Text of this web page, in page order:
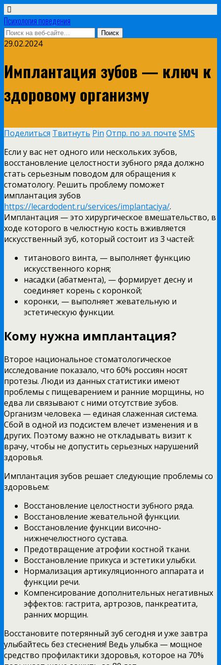
Психология поведения
29.02.2024
Имплантация зубов — ключ к
здоровому организму
Поделиться Твитнуть Pin Отпр. по эл. почте SMS
Если у вас нет одного или нескольких зубов,
восстановление целостности зубного ряда должно
стать серьезным поводом для обращения к
стоматологу. Решить проблему поможет
имплантация зубов
https://lecardodent.ru/services/implantaciya/.
Имплантация — это хирургическое вмешательство, в
ходе которого в челюстную кость вживляется
искусственный зуб, который состоит из 3 частей:
титанового винта, — выполняет функцию
искусственного корня;
насадки (абатмента), — формирует десну и
соединяет корень с коронкой;
коронки, — выполняет жевательную и
эстетическую функции.
Кому нужна имплантация?
Второе национальное стоматологическое
исследование показало, что 60% россиян носят
протезы. Люди из данных статистики имеют
проблемы с пищеварением и ранние морщины, но
едва ли связывают с ними отсутствие зубов.
Организм человека — единая слаженная система.
Сбой в одной из подсистем влечет изменения и в
других. Поэтому важно не откладывать визит к
врачу, чтобы не допустить серьезных нарушений
здоровья.
Имплантация зубов решает следующие проблемы со
здоровьем:
Восстановление целостности зубного ряда.
Восстановление жевательной функции.
Восстановление функции височно-
нижнечелюстного сустава.
Предотвращение атрофии костной ткани.
Восстановление прикуса и эстетики улыбки.
Нормализация артикуляционного аппарата и
функции речи.
Компенсирование дополнительных негативных
эффектов: гастрита, артрозов, панкреатита,
ранних морщин.
Восстановите потерянный зуб сегодня и уже завтра
улыбайтесь без стеснения! Ведь улыбка — мощное
средство профилактики здоровья, которое на 70%